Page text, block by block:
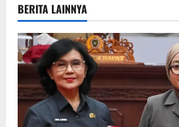
v
i
g
a
t
BERITA LAINNYA